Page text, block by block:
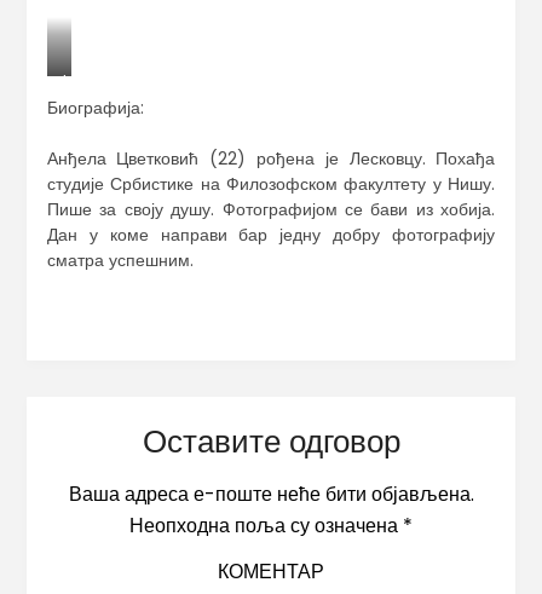
+
Биографија:
Анђела Цветковић (22) рођена је Лесковцу. Похађа
студије Србистике на Филозофском факултету у Нишу.
Пише за своју душу. Фотографијом се бави из хобија.
Дан у коме направи бар једну добру фотографију
сматра успешним.
Оставите одговор
Ваша адреса е-поште неће бити објављена.
Неопходна поља су означена *
КОМЕНТАР